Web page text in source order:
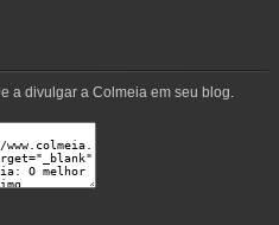
a divulgar a Colmeia em seu blog.